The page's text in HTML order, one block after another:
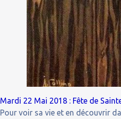
Mardi 22 Mai 2018 : Fête de
Pour voir sa vie et en découvrir